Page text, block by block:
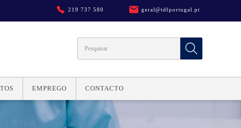
219 737 580 geral@tdfportugal.pt
EMPREGO CONTACTO